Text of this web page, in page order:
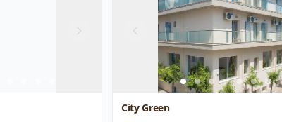
Previous
City Green